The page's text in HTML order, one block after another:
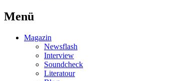
Menü
Magazin
Newsflash
Interview
Soundcheck
Literatour